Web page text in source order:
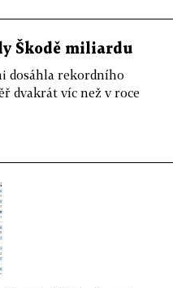
Škodě miliardu
dosáhla rekordního
dvakrát víc než v roce